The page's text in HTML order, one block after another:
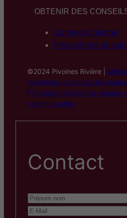
OBTENIR DES
Comment planter
Préventions et
©2024 Pivoines Rivière |
Conditions générales de ventes
Création BeYouCrea Agence
communication
Contact